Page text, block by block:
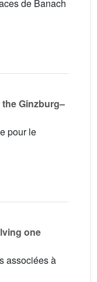
de Banach
Ginzburg–
pour le
one
associées à